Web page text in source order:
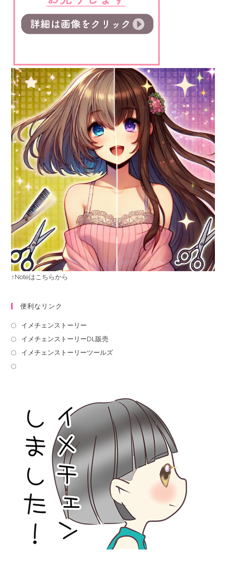
↑Noteはこちらから
便利なリンク
イメチェンストーリー
イメチェンストーリーDL販売
イメチェンストーリーツールズ